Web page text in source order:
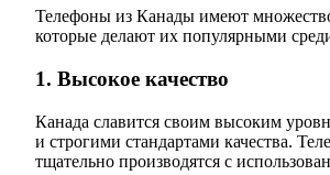
Телефоны из Канады имеют
которые делают их популярными
1. Высокое качество
Канада славится своим высоким
и строгими стандартами качества.
тщательно производятся с